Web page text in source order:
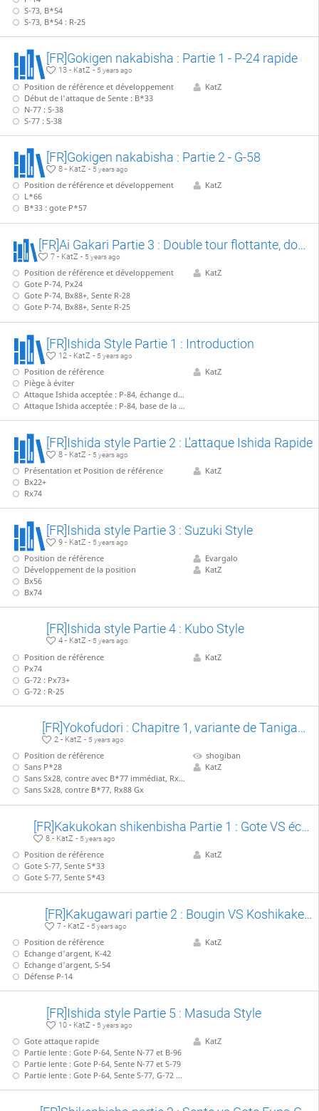
S-73, B*54
S-73, B*54 : R-25
[FR]Gokigen nakabisha : Partie 1 - P-24 rapide
13 - KatZ - 5 years ago
Position de référence et développement
Début de l'attaque de Sente : B*33
N-77 : S-38
S-77 : S-38
KatZ
[FR]Gokigen nakabisha : Partie 2 - G-58
8 - KatZ - 5 years ago
Position de référence et développement
L*66
B*33 : gote P*57
KatZ
[FR]Ai Gakari Partie 3 : Double tour flottante, double Nakazumai
7 - KatZ - 5 years ago
Position de référence et développement
Gote P-74, Px24
Gote P-74, Bx88+, Sente R-28
Gote P-74, Bx88+, Sente R-25
KatZ
[FR]Ishida Style Partie 1 : Introduction
12 - KatZ - 5 years ago
Position de référence
Piège à éviter
Attaque Ishida acceptée : P-84, échange de fou
Attaque Ishida acceptée : P-84, base de la ligne principale
KatZ
[FR]Ishida style Partie 2 : L'attaque Ishida Rapide
8 - KatZ - 5 years ago
Présentation et Position de référence
Bx22+
Rx74
KatZ
[FR]Ishida style Partie 3 : Suzuki Style
9 - KatZ - 5 years ago
Position de référence
Développement de la position
Bx56
Bx74
Evargalo
KatZ
[FR]Ishida style Partie 4 : Kubo Style
4 - KatZ - 5 years ago
Position de référence
Px74
G-72 : Px73+
G-72 : R-25
KatZ
[FR]Yokofudori : Chapitre 1, variante de Tanigawa (B*45)
2 - KatZ - 5 years ago
Position de référence
Sans P*28
Sans Sx28, contre avec B*77 immédiat, Rx88 Bx
Sans Sx28, contre B*77, Rx88 Gx
shogiban
KatZ
[FR]Kakukokan shikenbisha Partie 1 : Gote VS échange précoce avec Sente P-25
8 - KatZ - 5 years ago
Position de référence
Gote S-77, Sente S*33
Gote S-77, Sente S*43
KatZ
[FR]Kakugawari partie 2 : Bougin VS Koshikake Gin
7 - KatZ - 5 years ago
Position de référence
Echange d'argent, K-42
Echange d'argent, S-54
Défense P-14
KatZ
[FR]Ishida style Partie 5 : Masuda Style
10 - KatZ - 5 years ago
Gote attaque rapide
Partie lente : Gote P-64, Sente N-77 et B-96
Partie lente : Gote P-64, Sente N-77 et S-79
Partie lente : Gote P-64, Sente S-77, G-72 + échange de tour
KatZ